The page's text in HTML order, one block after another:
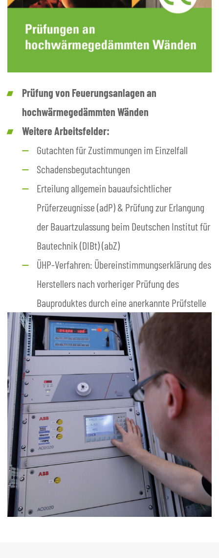
Prüfung von Feuerungsanlagen an
hochwärmegedämmten Wänden
Weitere Arbeitsfelder:
Gutachten für Zustimmungen im Einzelfall
Schadensbegutachtungen
Erteilung allgemein bauaufsichtlicher
Prüferzeugnisse (adP) & Prüfung zur Erlangung
der Bauartzulassung beim Deutschen Institut für
Bautechnik (DIBt) (abZ)
ÜHP-Verfahren: Übereinstimmungserklärung des
Herstellers nach vorheriger Prüfung des
Bauproduktes durch eine anerkannte Prüfstelle